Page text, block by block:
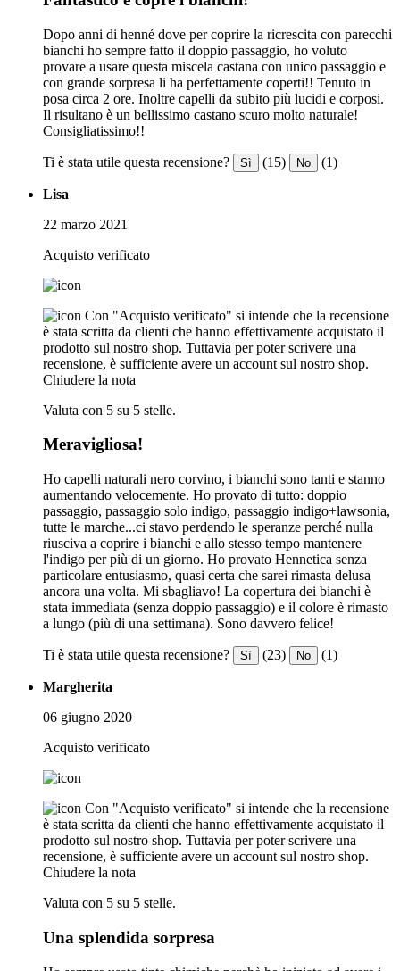
Dopo anni di henné dove per coprire la ricrescita con parecchi
bianchi ho sempre fatto il doppio passaggio, ho voluto
provare a usare questa miscela castana con unico passaggio e
con grande sorpresa li ha perfettamente coperti!! Tenuto in
posa circa 2 ore. Inoltre capelli da subito più lucidi e corposi.
Il risultano è un bellissimo castano scuro molto naturale!
Consigliatissimo!!
Ti è stata utile questa recensione? Sì (15) No (1)
Lisa
22 marzo 2021
Acquisto verificato
Con "Acquisto verificato" si intende che la recensione
è stata scritta da clienti che hanno effettivamente acquistato il
prodotto sul nostro shop. Tuttavia per poter scrivere una
recensione, è sufficiente avere un account sul nostro shop.
Chiudere la nota
Valuta con 5 su 5 stelle.
Meravigliosa!
Ho capelli naturali nero corvino, i bianchi sono tanti e stanno
aumentando velocemente. Ho provato di tutto: doppio
passaggio, passaggio solo indigo, passaggio indigo+lawsonia,
tutte le marche...ci stavo perdendo le speranze perché nulla
riusciva a coprire i bianchi e allo stesso tempo mantenere
l'indigo per più di un giorno. Ho provato Hennetica senza
particolare entusiasmo, quasi certa che sarei rimasta delusa
ancora una volta. Mi sbagliavo! La copertura dei bianchi è
stata immediata (senza doppio passaggio) e il colore è rimasto
a lungo (più di una settimana). Sono davvero felice!
Ti è stata utile questa recensione? Sì (23) No (1)
Margherita
06 giugno 2020
Acquisto verificato
Con "Acquisto verificato" si intende che la recensione
è stata scritta da clienti che hanno effettivamente acquistato il
prodotto sul nostro shop. Tuttavia per poter scrivere una
recensione, è sufficiente avere un account sul nostro shop.
Chiudere la nota
Valuta con 5 su 5 stelle.
Una splendida sorpresa